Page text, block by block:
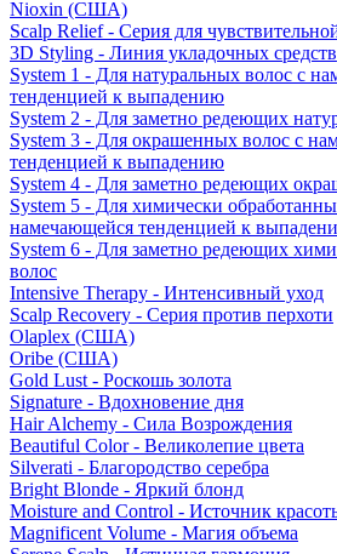
Nioxin (США)
Scalp Relief - Серия для
3D Styling - Линия укладочных средств
System 1 - Для натуральных волос с
тенденцией к выпадению
System 2 - Для заметно редеющих
System 3 - Для окрашенных волос с
тенденцией к выпадению
System 4 - Для заметно редеющих
System 5 - Для химически
намечающейся тенденцией к
System 6 - Для заметно редеющих
волос
Intensive Therapy - Интенсивный уход
Scalp Recovery - Серия против перхоти
Olaplex (США)
Oribe (США)
Gold Lust - Роскошь золота
Signature - Вдохновение дня
Hair Alchemy - Сила Возрождения
Beautiful Color - Великолепие цвета
Silverati - Благородство серебра
Bright Blonde - Яркий блонд
Moisture and Control - Источник
Magnificent Volume - Магия объема